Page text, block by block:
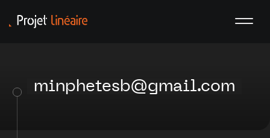
minphetesb@gmail.com